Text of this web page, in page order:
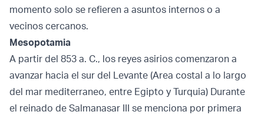
momento solo se refieren a asuntos internos o a
vecinos cercanos.
Mesopotamia
A partir del 853 a. C., los reyes asirios comenzaron a
avanzar hacia el sur del Levante (Area costal a lo largo
del mar mediterraneo, entre Egipto y Turquia) Durante
el reinado de Salmanasar III se menciona por primera